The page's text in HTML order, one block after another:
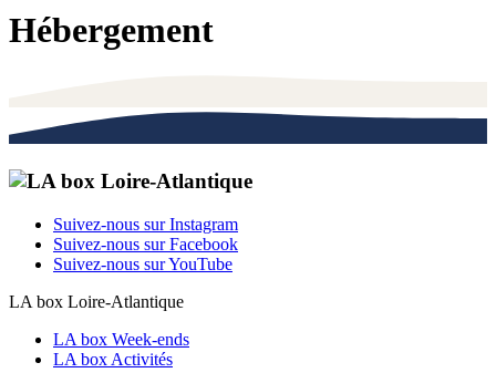
Hébergement
Suivez-nous sur Instagram
Suivez-nous sur Facebook
Suivez-nous sur YouTube
LA box Loire-Atlantique
LA box Week-ends
LA box Activités